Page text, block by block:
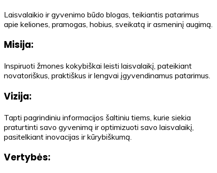
Laisvalaikio ir gyvenimo būdo blogas, teikiantis patarimus
apie keliones, pramogas, hobius, sveikatą ir asmeninį augimą.
Misija:
Inspiruoti žmones kokybiškai leisti laisvalaikį, pateikiant
novatoriškus, praktiškus ir lengvai įgyvendinamus patarimus.
Vizija:
Tapti pagrindiniu informacijos šaltiniu tiems, kurie siekia
praturtinti savo gyvenimą ir optimizuoti savo laisvalaikį,
pasitelkiant inovacijas ir kūrybiškumą.
Vertybės: